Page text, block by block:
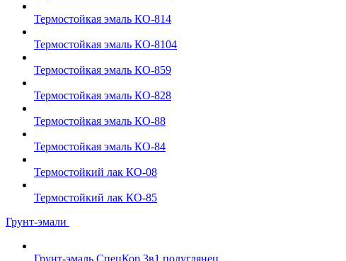
Термостойкая эмаль КО-814
Термостойкая эмаль КО-8104
Термостойкая эмаль КО-859
Термостойкая эмаль КО-828
Термостойкая эмаль КО-88
Термостойкая эмаль КО-84
Термостойкий лак КО-08
Термостойкий лак КО-85
Грунт-эмали
Грунт-эмаль СпецКор 3в1 полуглянец